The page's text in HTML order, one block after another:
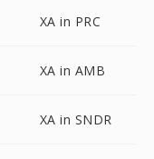
XA in PRC
XA in AMB
XA in SNDR